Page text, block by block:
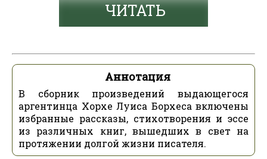
ЧИТАТЬ
Аннотация
В сборник произведений выдающегося
аргентинца Хорхе Луиса Борхеса включены
избранные рассказы, стихотворения и эссе
из различных книг, вышедших в свет на
протяжении долгой жизни писателя.